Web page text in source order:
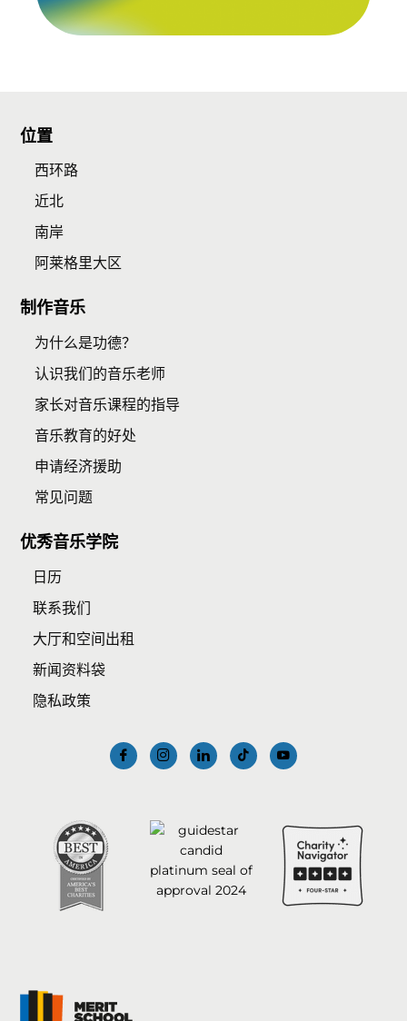
位置
西环路
近北
南岸
阿莱格里大区
制作音乐
为什么是功德？
认识我们的音乐老师
家长对音乐课程的指导
音乐教育的好处
申请经济援助
常见问题
优秀音乐学院
日历
联系我们
大厅和空间出租
新闻资料袋
隐私政策